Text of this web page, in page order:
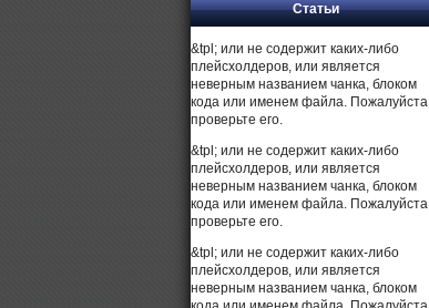
Статьи
&tpl; или не содержит каких-либо
плейсхолдеров, или является
неверным названием чанка, блоком
кода или именем файла.
проверьте его.
&tpl; или не содержит каких-либо
плейсхолдеров, или является
неверным названием чанка, блоком
кода или именем файла.
проверьте его.
&tpl; или не содержит каких-либо
плейсхолдеров, или является
неверным названием чанка, блоком